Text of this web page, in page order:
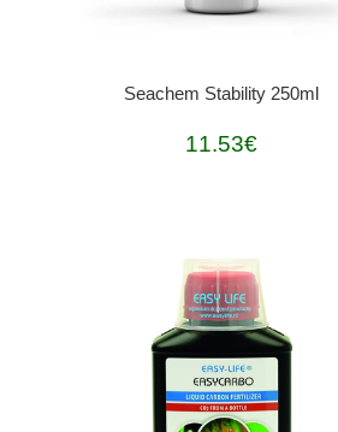
Seachem Stability 250ml
11.53€